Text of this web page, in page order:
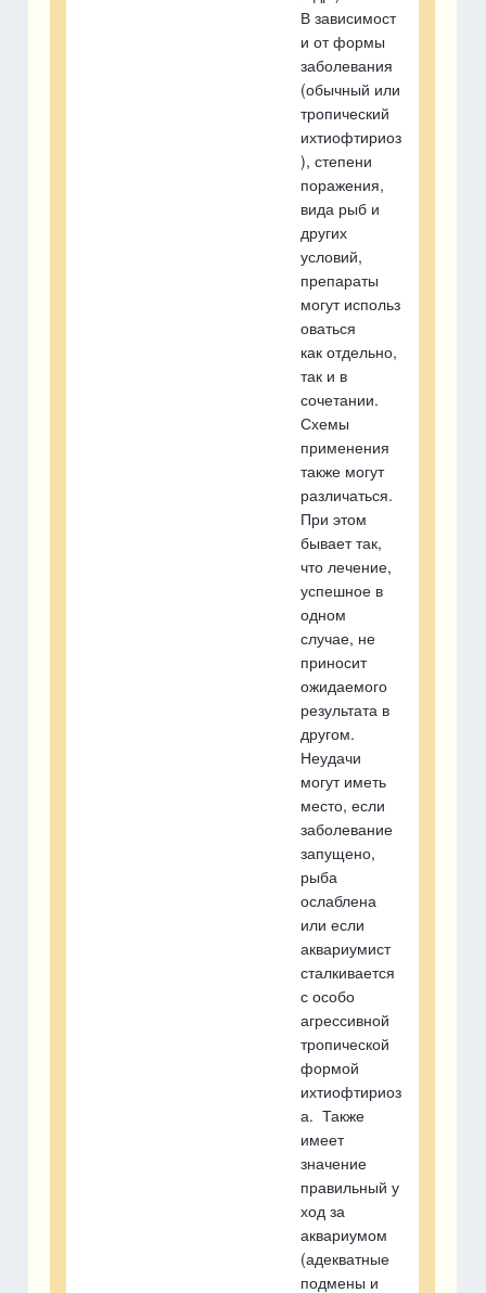
В зависимост
и от формы
заболевания
(обычный или
тропический
ихтиофтириоз
), степени
поражения,
вида рыб и
других
условий,
препараты
могут использ
оваться
как отдельно,
так и в
сочетании.
Схемы
применения
также могут
различаться.
При этом
бывает так,
что лечение,
успешное в
одном
случае, не
приносит
ожидаемого
результата в
другом.
Неудачи
могут иметь
место, если
заболевание
запущено,
рыба
ослаблена
или если
аквариумист
сталкивается
с особо
агрессивной
тропической
формой
ихтиофтириоз
а. Также
имеет
значение
правильный у
ход за
аквариумом
(адекватные
подмены и